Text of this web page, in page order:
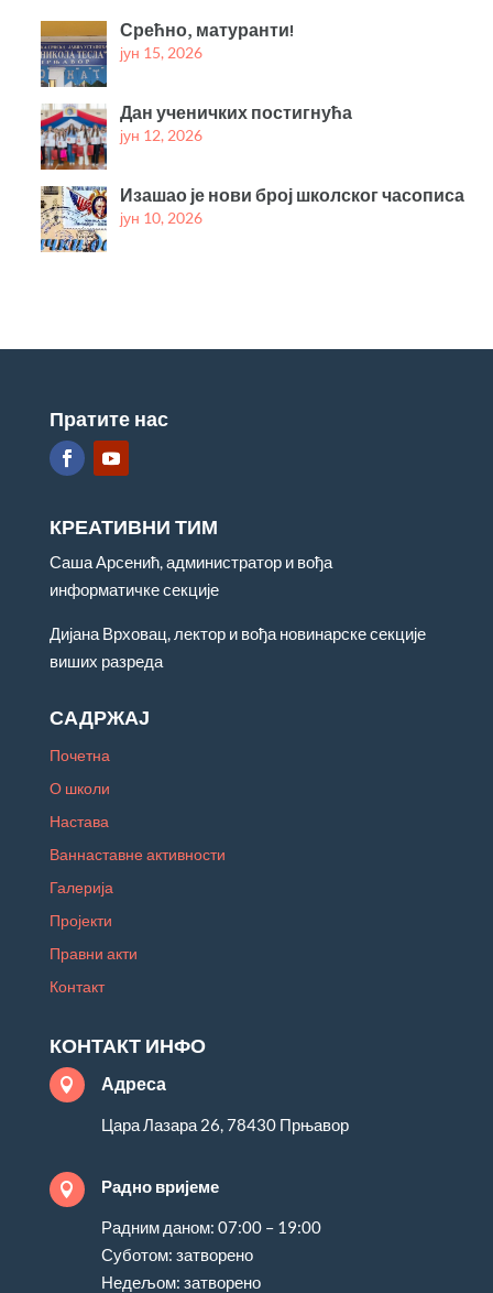
Срећно, матуранти!
јун 15, 2026
Дан ученичких постигнућа
јун 12, 2026
Изашао је нови број школског часописа
јун 10, 2026
Пратите нас
КРЕАТИВНИ ТИМ
Саша Арсенић, администратор и вођа
информатичке секције
Дијана Врховац, лектор и вођа новинарске секције
виших разреда
САДРЖАЈ
Почетна
О школи
Настава
Ваннаставне активности
Галерија
Пројекти
Правни акти
Контакт
КОНТАКТ ИНФО
 Адреса
Цара Лазара 26, 78430 Прњавор
 Радно вријеме
Радним даном: 07:00 – 19:00
Суботом: затворено
Недељом: затворено